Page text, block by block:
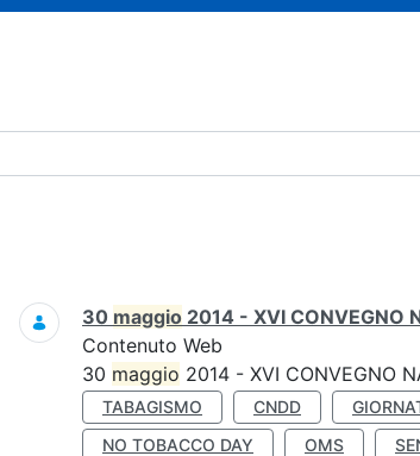
Eventi
Ricerca
30 maggio 2014 - XVI CONVEGNO
Contenuto Web
30 maggio 2014 - XVI CONVEGNO
TABAGISMO CNDD
NO TOBACCO DAY
OMS